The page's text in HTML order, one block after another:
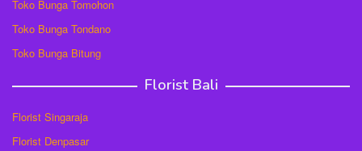
Toko Bunga Tomohon
Toko Bunga Tondano
Toko Bunga Bitung
Florist Bali
Florist Singaraja
Florist Denpasar